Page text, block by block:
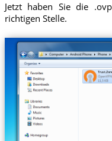
Jetzt haben Sie die
richtigen Stelle.